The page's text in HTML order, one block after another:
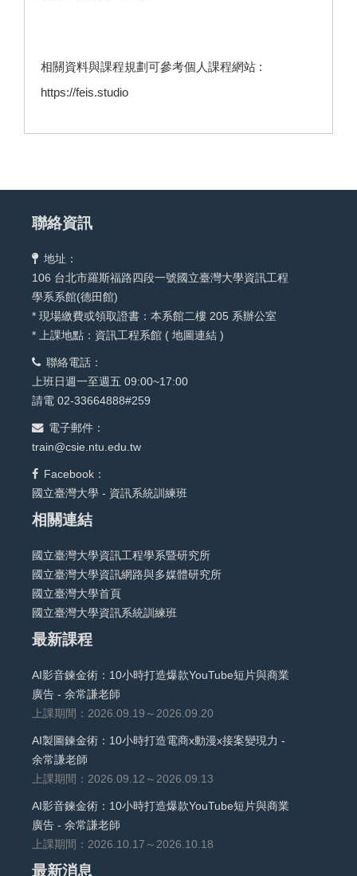
相關資料與課程規劃可參考個人課程網站 :
https://feis.studio
聯絡資訊
地址：
106 台北市羅斯福路四段一號國立臺灣大學資訊工程
學系系館(德田館)
* 現場繳費或領取證書：本系館二樓 205 系辦公室
* 上課地點：資訊工程系館 ( 地圖連結 )
聯絡電話：
上班日週一至週五 09:00~17:00
請電 02-33664888#259
電子郵件：
train@csie.ntu.edu.tw
Facebook：
國立臺灣大學 - 資訊系統訓練班
相關連結
國立臺灣大學資訊工程學系暨研究所
國立臺灣大學資訊網路與多媒體研究所
國立臺灣大學首頁
國立臺灣大學資訊系統訓練班
最新課程
AI影音鍊金術：10小時打造爆款YouTube短片與商業
廣告 - 余常謙老師
上課期間：2026.09.19～2026.09.20
AI製圖鍊金術：10小時打造電商x動漫x接案變現力 -
余常謙老師
上課期間：2026.09.12～2026.09.13
AI影音鍊金術：10小時打造爆款YouTube短片與商業
廣告 - 余常謙老師
上課期間：2026.10.17～2026.10.18
最新消息